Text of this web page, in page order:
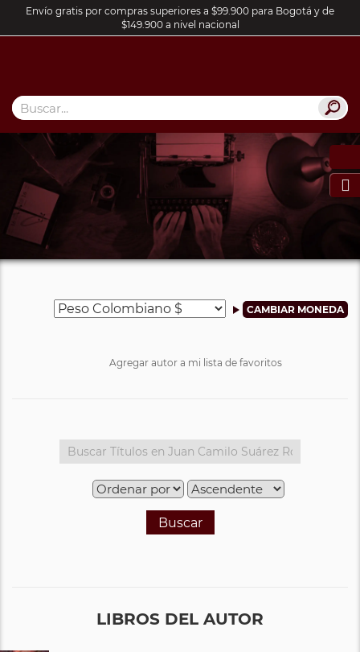
Envío gratis por compras superiores a $99.900 para Bogotá y de
$149.900 a nivel nacional

Agregar autor a mi lista de favoritos
Buscar
LIBROS DEL AUTOR